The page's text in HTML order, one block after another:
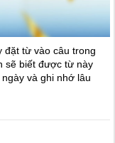
đặt từ vào câu trong
sẽ biết được từ này
và ghi nhớ lâu